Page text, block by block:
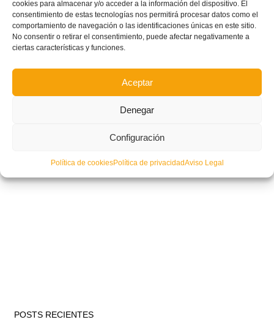
cookies para almacenar y/o acceder a la información del dispositivo. El
consentimiento de estas tecnologías nos permitirá procesar datos como el
comportamiento de navegación o las identificaciones únicas en este sitio.
No consentir o retirar el consentimiento, puede afectar negativamente a
ciertas características y funciones.
Aceptar
Denegar
Configuración
Política de cookiesPolítica de privacidadAviso Legal
POSTS RECIENTES